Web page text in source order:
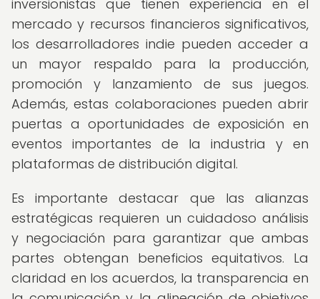
inversionistas que tienen experiencia en el
mercado y recursos financieros significativos,
los desarrolladores indie pueden acceder a
un mayor respaldo para la producción,
promoción y lanzamiento de sus juegos.
Además, estas colaboraciones pueden abrir
puertas a oportunidades de exposición en
eventos importantes de la industria y en
plataformas de distribución digital.
Es importante destacar que las alianzas
estratégicas requieren un cuidadoso análisis
y negociación para garantizar que ambas
partes obtengan beneficios equitativos. La
claridad en los acuerdos, la transparencia en